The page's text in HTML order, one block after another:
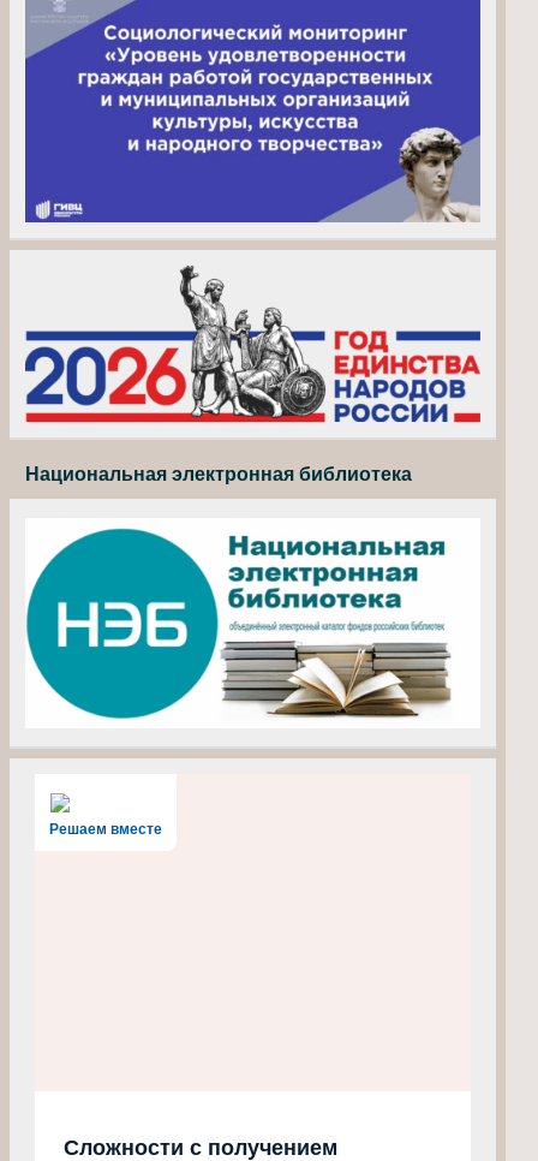
Национальная электронная библиотека
Решаем вместе
Сложности с получением